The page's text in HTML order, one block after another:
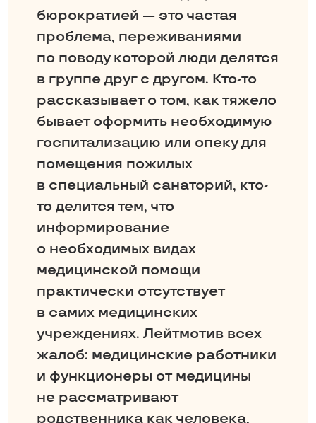
бюрократией — это частая
проблема, переживаниями
по поводу которой люди делятся
в группе друг с другом. К­то-то
рассказывает о том, как тяжело
бывает оформить необходимую
госпитализацию или опеку для
помещения пожилых
в специальный санаторий, ­кто-
то делится тем, что
информирование
о необходимых видах
медицинской помощи
практически отсутствует
в самих медицинских
учреждениях. Лейтмотив всех
жалоб: медицинские работники
и функционеры от медицины
не рассматривают
родственника как человека,